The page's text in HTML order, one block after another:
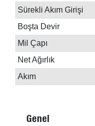
Sürekli Akım Girişi
Boşta Devir
Mil Çapı
Net Ağırlık
Akım
Genel